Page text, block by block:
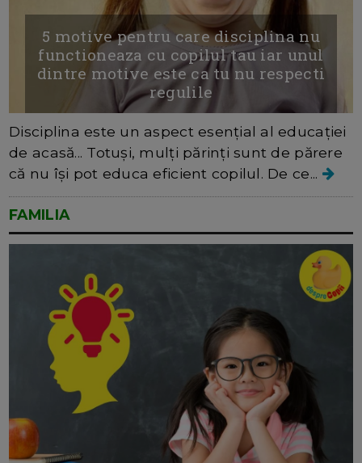
5 motive pentru care disciplina nu
functioneaza cu copilul tau iar unul
dintre motive este ca tu nu respecti
regulile
Disciplina este un aspect esențial al educației
de acasă... Totuși, mulți părinți sunt de părere
că nu își pot educa eficient copilul. De ce...
FAMILIA